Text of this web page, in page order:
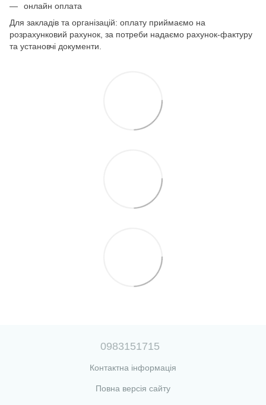
онлайн оплата
Для закладів та організацій: оплату приймаємо на
розрахунковий рахунок, за потреби надаємо рахунок-фактуру
та установчі документи.
0983151715
Контактна інформація
Повна версія сайту